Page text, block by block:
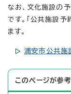
なお、文化施設の
です。「公共施設
ます。
浦安市公共施
このページが参